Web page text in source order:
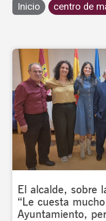
Inicio centro de
El alcalde, sobre
“Le cuesta
Ayuntamiento,